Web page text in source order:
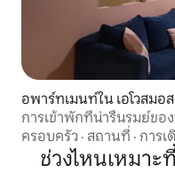
อพาร์ทเมนท์ใน เอโวสมอส
การเข้าพักที่น่ารื่นรมย์ขอ
ครอบครัว · สถานที่ · การเ
ช่วงไหนเหมาะ